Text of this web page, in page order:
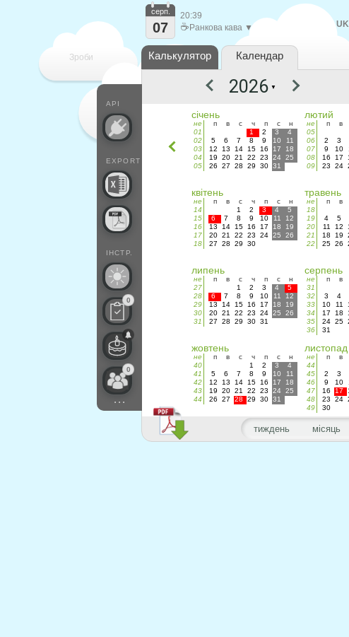
Зроби
UK
API
EXPORT
ІНСТР.
0
0
...
серп.
07
20:39
☕ Ранкова кава ▼
Калькулятор Календар
▼
січень
не п в с ч п с
н
01
1 2 3
4
02
5 6 7 8 9 10
11
03
12 13 14 15 16 17
18
04
19 20 21 22 23 24
25
05
26 27 28 29 30 31
лютий
не п в
05
06
2 3
07
9 10
08
16 17
09
23 24
квітень
не п в с ч п с
н
14
1 2 3 4
5
15
6 7 8 9 10 11
12
16
13 14 15 16 17 18
19
17
20 21 22 23 24 25
26
18
27 28 29 30
травень
не п в
18
19
4 5
20
11 12
21
18 19
22
25 26
липень
не п в с ч п с
н
27
1 2 3 4
5
28
6 7 8 9 10 11
12
29
13 14 15 16 17 18
19
30
20 21 22 23 24 25
26
31
27 28 29 30 31
серпень
не п в
31
32
3 4
33
10 11
34
17 18
35
24 25
36
31
жовтень
не п в с ч п с
н
40
1 2 3
4
41
5 6 7 8 9 10
11
42
12 13 14 15 16 17
18
43
19 20 21 22 23 24
25
44
26 27 28 29 30 31
листопад
не п в
44
45
2 3
46
9 10
47
16 17
48
23 24
49
30
тиждень місяць